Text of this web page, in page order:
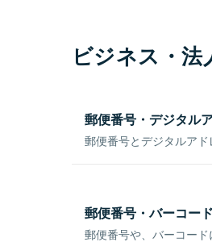
ビジネス・
郵便番号・デジタル
郵便番号とデジタルアド
郵便番号・バーコー
郵便番号や、バーコード